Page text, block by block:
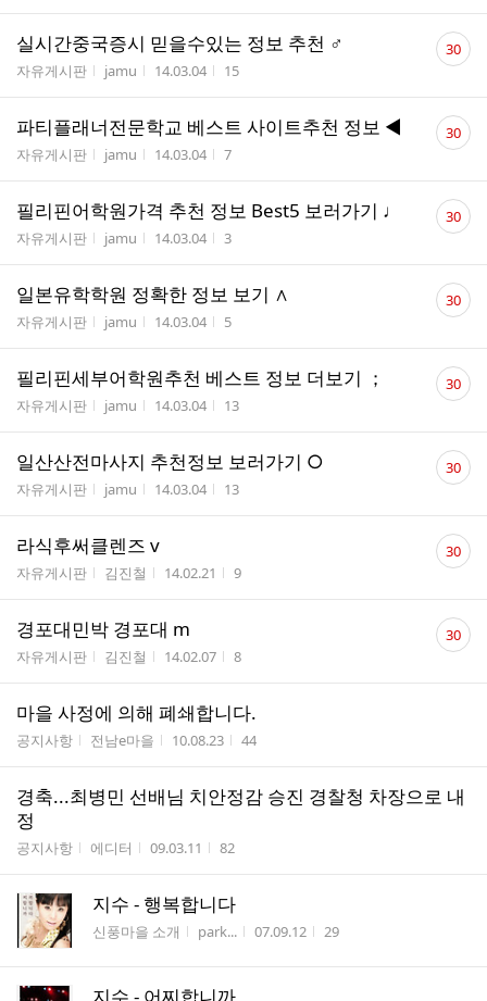
실시간중국증시 믿을수있는 정보 추천 ♂
게시판명
자유게시판 작성자
jamu 작성시간
14.03.04 조회수
15
댓
글30
파티플래너전문학교 베스트 사이트추천 정보 ◀
게시판명
자유게시판 작성자
jamu 작성시간
14.03.04 조회수
7
댓
글30
필리핀어학원가격 추천 정보 Best5 보러가기 ♩
게시판명
자유게시판 작성자
jamu 작성시간
14.03.04 조회수
3
댓
글30
일본유학학원 정확한 정보 보기 ∧
게시판명
자유게시판 작성자
jamu 작성시간
14.03.04 조회수
5
댓
글30
필리핀세부어학원추천 베스트 정보 더보기 ；
게시판명
자유게시판 작성자
jamu 작성시간
14.03.04 조회수
13
댓
글30
일산산전마사지 추천정보 보러가기 ○
게시판명
자유게시판 작성자
jamu 작성시간
14.03.04 조회수
13
댓
글30
라식후써클렌즈 v
게시판명
자유게시판 작성자
김진철 작성시간
14.02.21 조회수
9
댓
글30
경포대민박 경포대 m
게시판명
자유게시판 작성자
김진철 작성시간
14.02.07 조회수
8
댓
글30
마을 사정에 의해 폐쇄합니다.
게시판명
공지사항 작성자
전남e마을 작성시간
10.08.23 조회수
44
경축...최병민 선배님 치안정감 승진 경찰청 차장으로 내
정
게시판명
공지사항 작성자
에디터 작성시간
09.03.11 조회수
82
지수 - 행복합니다
게시판명
신풍마을 소개 작성자
park... 작성시간
07.09.12 조회수
29